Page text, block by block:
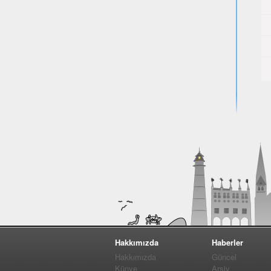
Hakkımızda
Hakkımızda
Künye
Haberler
Güncel
Arşiv